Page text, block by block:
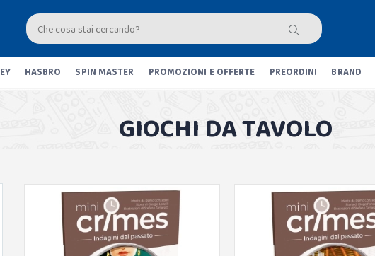
HASBRO SPIN MASTER PROMOZIONI E OFFERTE PREORDINI BRAND
GIOCHI DA TAVOLO